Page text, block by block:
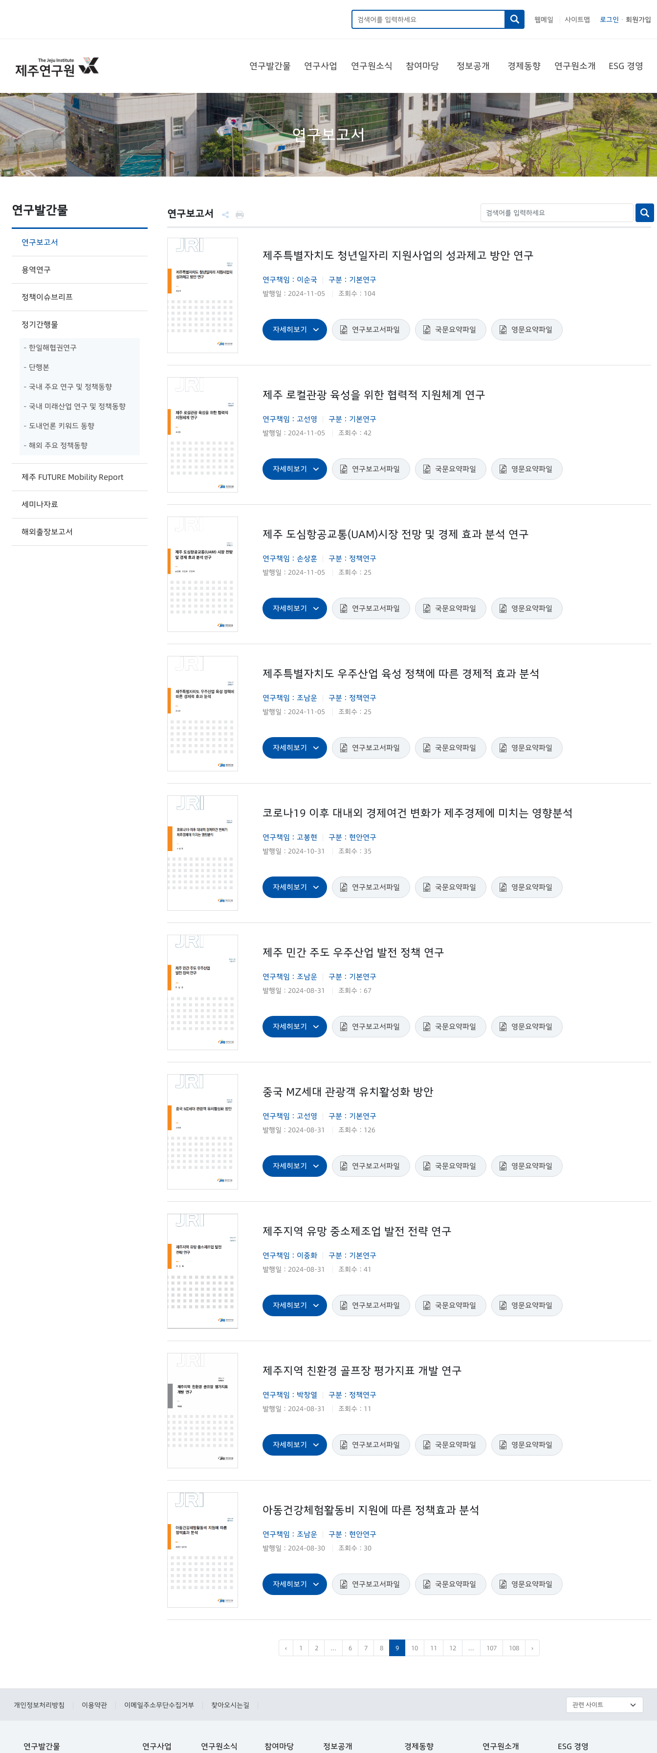
웹메일 사이트맵 로그인 회원가입
연구발간물 연구사업 연구원소식 참여마당 정보공개 경제동향 연구원소개 ESG 경영
연구보고서
연구발간물
연구보고서
용역연구
정책이슈브리프
정기간행물
- 한일해협권연구
- 단행본
- 국내 주요 연구 및 정책동향
- 국내 미래산업 연구 및 정책동향
- 도내언론 키워드 동향
- 해외 주요 정책동향
제주 FUTURE Mobility Report
세미나자료
해외출장보고서
연구보고서
제주특별자치도 청년일자리 지원사업의 성과제고 방안 연구
연구책임 : 이순국 구분 : 기본연구
발행일 : 2024-11-05 조회수 : 104
자세히보기 연구보고서파일 국문요약파일 영문요약파일
제주 로컬관광 육성을 위한 협력적 지원체계 연구
연구책임 : 고선영 구분 : 기본연구
발행일 : 2024-11-05 조회수 : 42
자세히보기 연구보고서파일 국문요약파일 영문요약파일
제주 도심항공교통(UAM)시장 전망 및 경제 효과 분석 연구
연구책임 : 손상훈 구분 : 정책연구
발행일 : 2024-11-05 조회수 : 25
자세히보기 연구보고서파일 국문요약파일 영문요약파일
제주특별자치도 우주산업 육성 정책에 따른 경제적 효과 분석
연구책임 : 조남운 구분 : 정책연구
발행일 : 2024-11-05 조회수 : 25
자세히보기 연구보고서파일 국문요약파일 영문요약파일
코로나19 이후 대내외 경제여건 변화가 제주경제에 미치는 영향분석
연구책임 : 고봉현 구분 : 현안연구
발행일 : 2024-10-31 조회수 : 35
자세히보기 연구보고서파일 국문요약파일 영문요약파일
제주 민간 주도 우주산업 발전 정책 연구
연구책임 : 조남운 구분 : 기본연구
발행일 : 2024-08-31 조회수 : 67
자세히보기 연구보고서파일 국문요약파일 영문요약파일
중국 MZ세대 관광객 유치활성화 방안
연구책임 : 고선영 구분 : 기본연구
발행일 : 2024-08-31 조회수 : 126
자세히보기 연구보고서파일 국문요약파일 영문요약파일
제주지역 유망 중소제조업 발전 전략 연구
연구책임 : 이중화 구분 : 기본연구
발행일 : 2024-08-31 조회수 : 41
자세히보기 연구보고서파일 국문요약파일 영문요약파일
제주지역 친환경 골프장 평가지표 개발 연구
연구책임 : 박창열 구분 : 정책연구
발행일 : 2024-08-31 조회수 : 11
자세히보기 연구보고서파일 국문요약파일 영문요약파일
아동건강체험활동비 지원에 따른 정책효과 분석
연구책임 : 조남운 구분 : 현안연구
발행일 : 2024-08-30 조회수 : 30
자세히보기 연구보고서파일 국문요약파일 영문요약파일
‹ 1 2 ... 6 7 8 9 10 11 12 ... 107 108 ›
개인정보처리방침 이용약관 이메일주소무단수집거부 찾아오시는길
연구발간물 연구사업 연구원소식 참여마당 정보공개 경제동향 연구원소개 ESG 경영